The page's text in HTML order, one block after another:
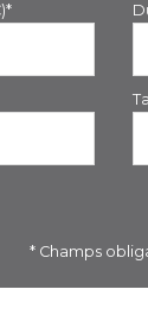
* Champs